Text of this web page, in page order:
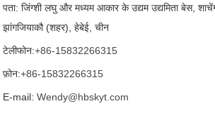
पता: जिंग्शी लघु और मध्यम आकार के उद्यम उद्यमिता बेस,
झांगजियाकौ (शहर), हेबेई, चीन
टेलीफोन:+86-15832266315
फ़ोन:+86-15832266315
E-mail:Wendy@hbskyt.com